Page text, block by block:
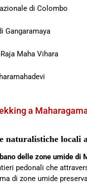
di Colombo
Gangaramaya
Maha Vihara
a
naturalistiche locali
delle zone umide di
pedonali che
di zone umide